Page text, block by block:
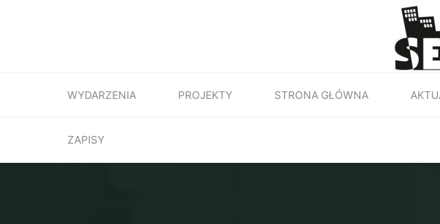
WYDARZENIA PROJEKTY STRONA GŁÓWNA
ZAPISY